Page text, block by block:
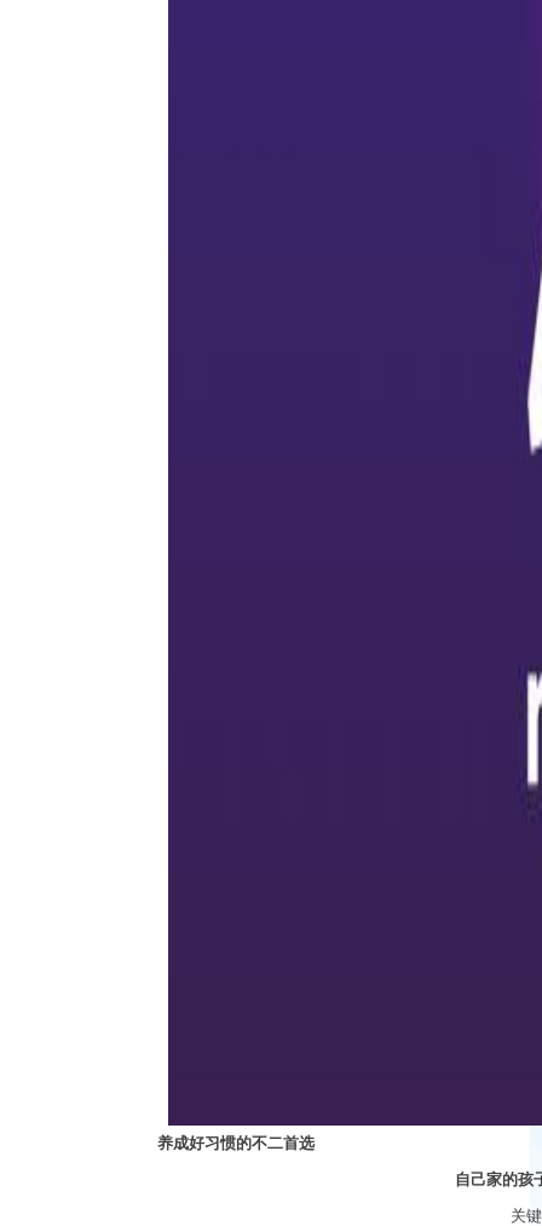
养成好习惯的不二首选
自己家的孩
关